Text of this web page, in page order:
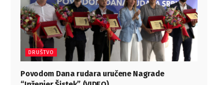
DRUŠTVO
Povodom Dana rudara uručene Nagrade